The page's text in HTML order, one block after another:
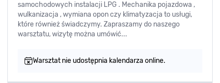
samochodowych instalacji LPG . Mechanika pojazdowa ,
wulkanizacja , wymiana opon czy klimatyzacja to usługi,
które również świadczymy. Zapraszamy do naszego
warsztatu, wizytę można umówić...
Warsztat nie udostępnia kalendarza online.